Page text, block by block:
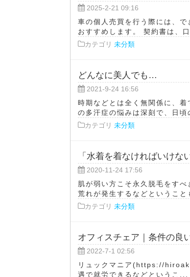
2025-2-21 09:16
車の個人売買を行う際には、
おすすめします。 契約書は、
カテゴリ 未分類
どんなに美人でも…
2021-9-24 16:56
時期などとは全く無関係に、
の多汗症の悩みは深刻で、日
カテゴリ 未分類
「水着を着なければいけ
2020-11-24 17:56
肌が弱い方こそ永久脱毛をす
荒れが発生するなどというこ
カテゴリ 未分類
オフィスチェア｜条件の良
2022-7-1 02:56
リュックマニア(https://
遇で就労できるなどというこ...